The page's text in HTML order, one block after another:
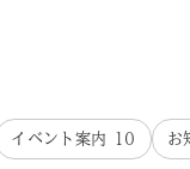
イベント案内 10 お